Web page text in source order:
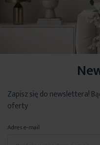
Zapisz się do newslettera!
oferty
Adres e-mail